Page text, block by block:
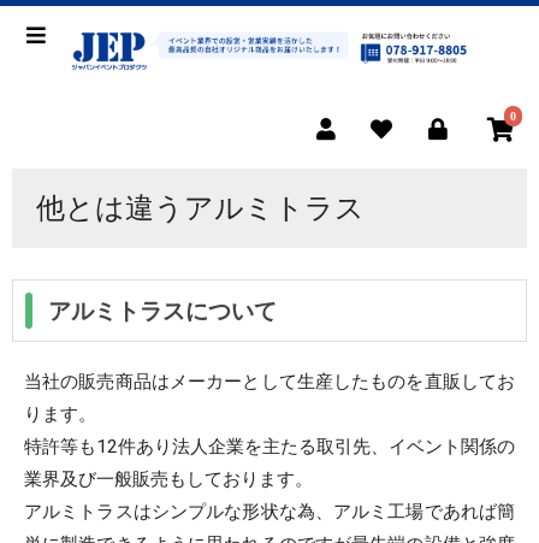
0
他とは違うアルミトラス
アルミトラスについて
当社の販売商品はメーカーとして生産したものを直販してお
ります。
特許等も12件あり法人企業を主たる取引先、イベント関係の
業界及び一般販売もしております。
アルミトラスはシンプルな形状な為、アルミ工場であれば簡